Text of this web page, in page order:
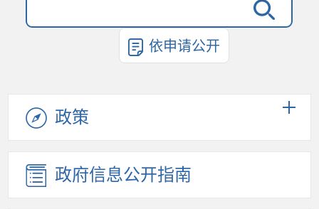
依申请公开
政策
政府信息公开指南